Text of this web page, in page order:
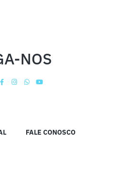
NOS
FALE CONOSCO